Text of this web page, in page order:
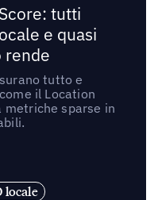
tutti
e quasi
rende
tutto e
il Location
metriche sparse in
locale